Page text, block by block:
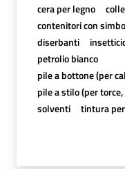
cera per legno
colle
contenitori con
diserbanti
petrolio bianco
pile a bottone (per
pile a stilo (per torce,
solventi
tintura